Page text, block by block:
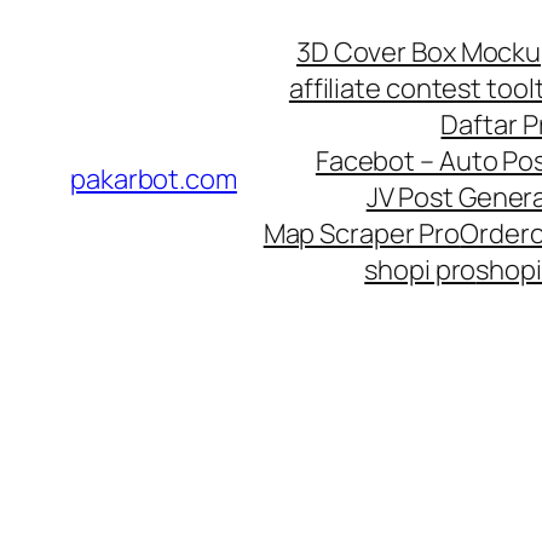
pakarbot.com
3D Cover Box
affiliate contest
Daftar
Facebot – Auto
JV Post
Map Scraper Pro
shopi pro